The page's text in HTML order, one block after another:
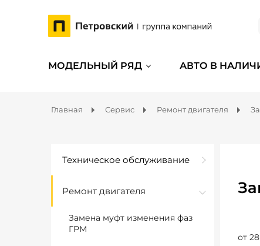
МОДЕЛЬНЫЙ РЯД АВТО В
Главная Сервис Ремонт двигателя
Техническое обслуживание
Ремонт двигателя
Замена муфт изменения фаз
ГРМ
от